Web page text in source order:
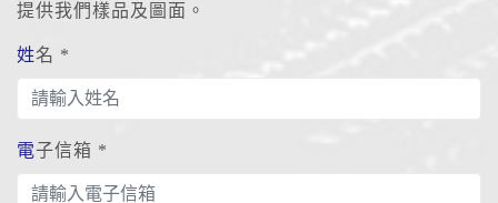
提供我們樣品及圖面。
姓名 *
電子信箱 *